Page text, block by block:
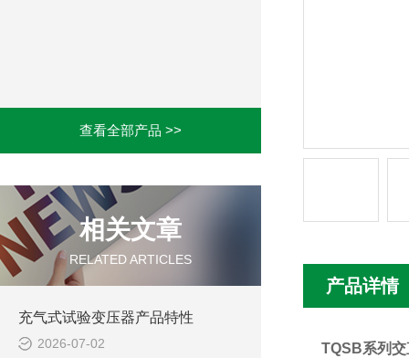
查看全部产品 >>
相关文章
RELATED ARTICLES
充气式试验变压器产品特性
2026-07-02
产品详情
TQSB系列